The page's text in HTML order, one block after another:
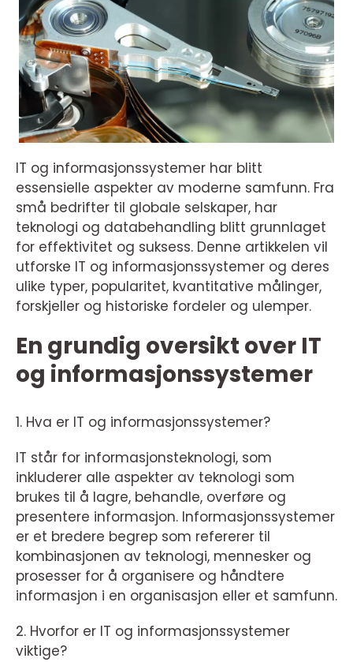
IT og informasjonssystemer har blitt
essensielle aspekter av moderne samfunn. Fra
små bedrifter til globale selskaper, har
teknologi og databehandling blitt grunnlaget
for effektivitet og suksess. Denne artikkelen vil
utforske IT og informasjonssystemer og deres
ulike typer, popularitet, kvantitative målinger,
forskjeller og historiske fordeler og ulemper.
En grundig oversikt over IT
og informasjonssystemer
1. Hva er IT og informasjonssystemer?
IT står for informasjonsteknologi, som
inkluderer alle aspekter av teknologi som
brukes til å lagre, behandle, overføre og
presentere informasjon. Informasjonssystemer
er et bredere begrep som refererer til
kombinasjonen av teknologi, mennesker og
prosesser for å organisere og håndtere
informasjon i en organisasjon eller et samfunn.
2. Hvorfor er IT og informasjonssystemer
viktige?